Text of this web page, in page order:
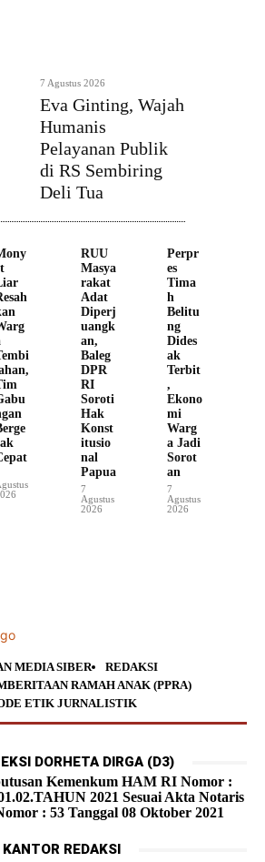
7 Agustus 2026
Eva Ginting, Wajah
Humanis
Pelayanan Publik
di RS Sembiring
Deli Tua
RUU
Masya
rakat
Adat
Diperj
uangk
an,
Baleg
DPR
RI
Soroti
Hak
Konst
itusio
nal
Papua
7
Agustus
2026
Perpr
es
Tima
h
Belitu
ng
Dides
ak
Terbit
,
Ekono
mi
Warg
a Jadi
Sorot
an
7
Agustus
2026
MEDIA SIBER
REDAKSI
RAMAH ANAK (PPRA)
ETIK JURNALISTIK
DORHETA DIRGA (D3)
Kemenkum HAM RI Nomor :
2021 Sesuai Akta Notaris
: 53 Tanggal 08 Oktober 2021
KANTOR REDAKSI